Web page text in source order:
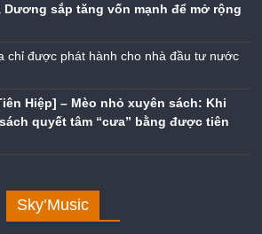
Dương sắp tăng vốn mạnh để mở rộng
chỉ được phát hành cho nhà đầu tư nước
Hiệp] – Mèo nhỏ xuyên sách: Khi
quyết tâm “cưa” bằng được tiên
Sky’Music